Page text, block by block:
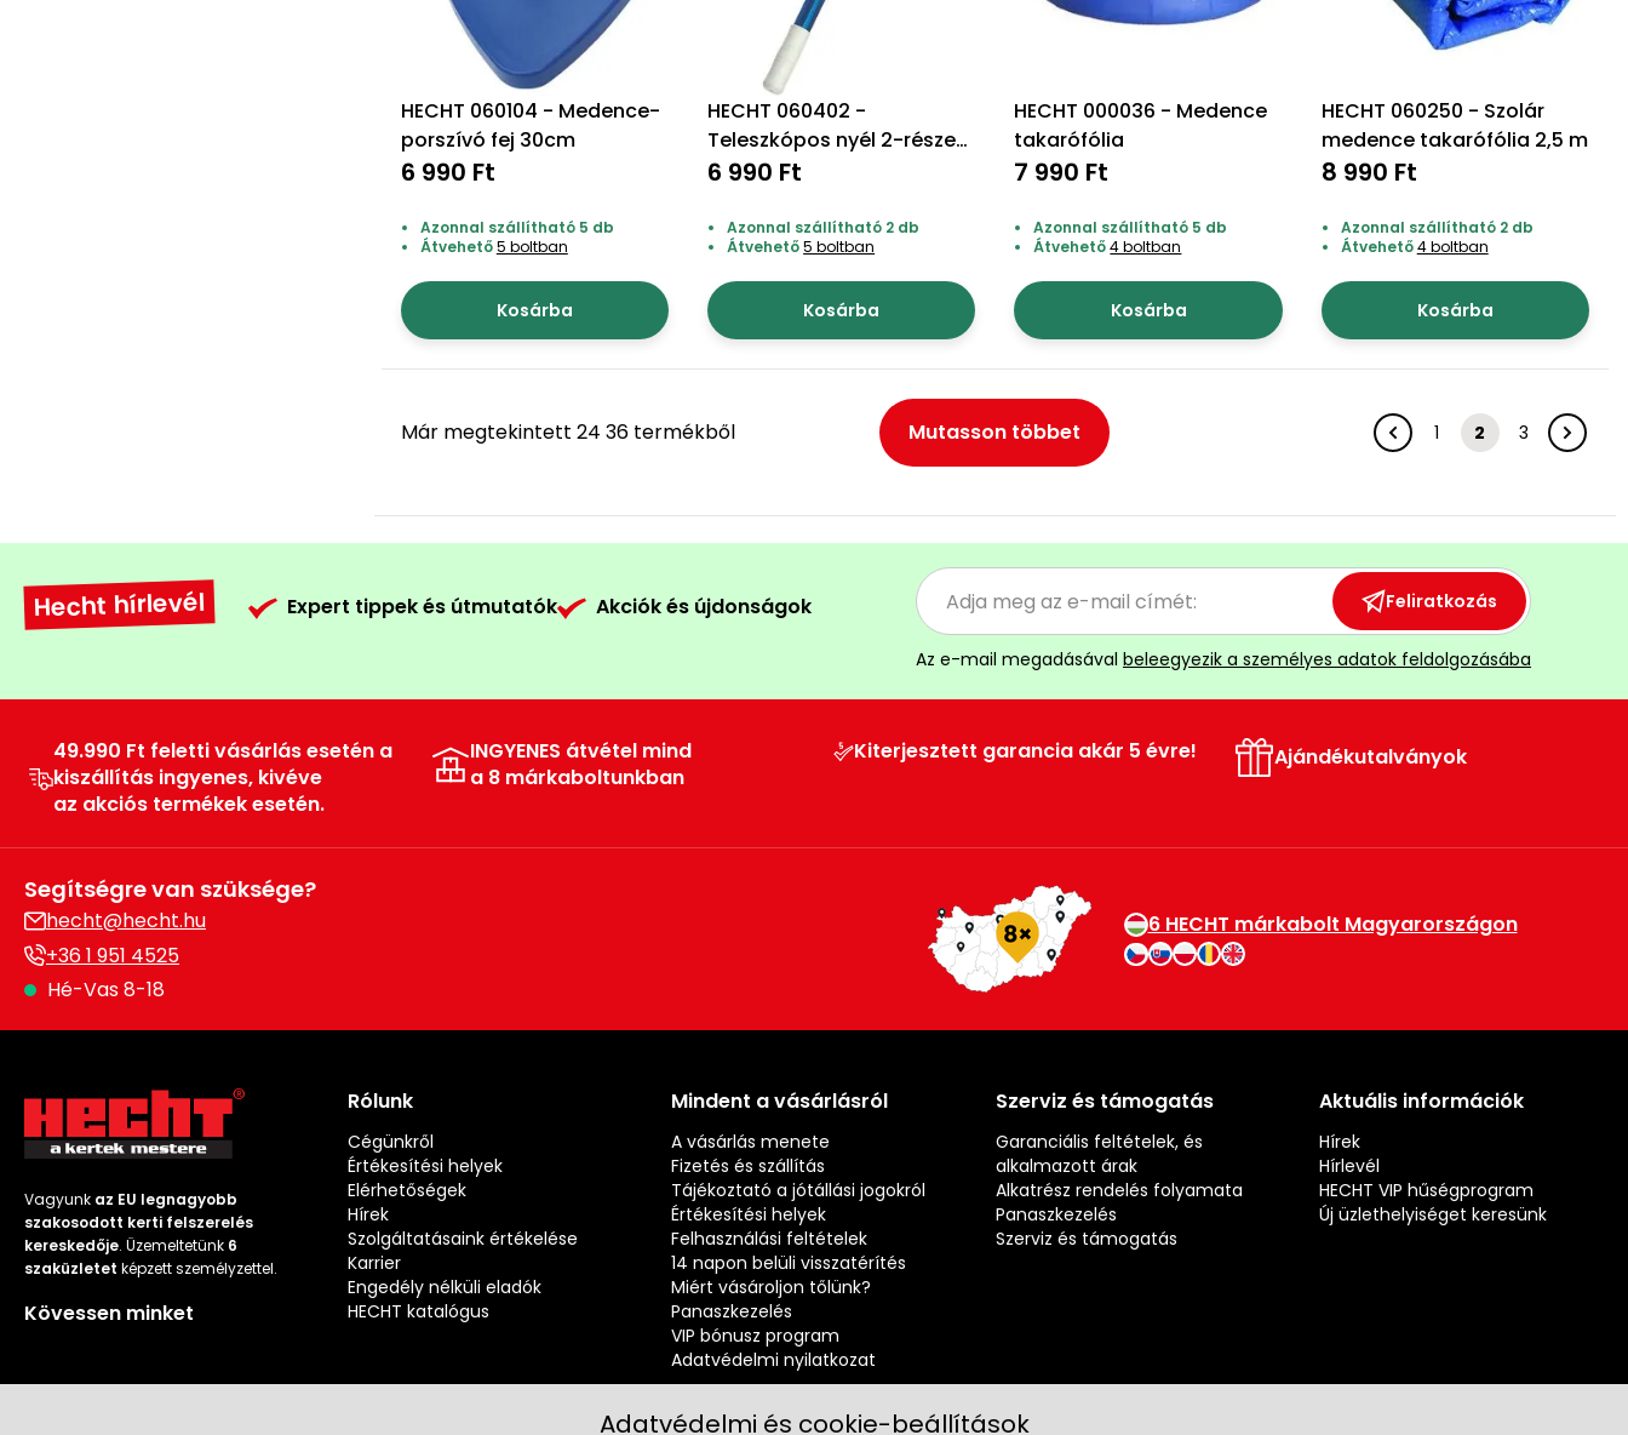
HECHT 060104 - Medence-
porszívó fej 30cm
6 990 Ft
Azonnal szállítható 5 db
Átvehető5 boltban
Kosárba
HECHT 060402 -
Teleszkópos nyél 2-részes
2-3,6m
6 990 Ft
Azonnal szállítható 2 db
Átvehető5 boltban
Kosárba
HECHT 000036 - Medence
takarófólia
7 990 Ft
Azonnal szállítható 5 db
Átvehető4 boltban
Kosárba
HECHT 060250 - Szolár
medence takarófólia 2,5 m
8 990 Ft
Azonnal szállítható 2 db
Átvehető4 boltban
Kosárba
Már megtekintett 24 36 termékből Mutasson többet 1 2 3
Hecht hírlevél Expert tippek és útmutatók Akciók és újdonságok Feliratkozás
Az e-mail megadásával beleegyezik a személyes adatok feldolgozásába
49.990 Ft feletti vásárlás esetén a
kiszállítás ingyenes, kivéve
az akciós termékek esetén.
INGYENES átvétel mind
a 8 márkaboltunkban
Kiterjesztett garancia akár 5 évre! Ajándékutalványok
Segítségre van szüksége?
hecht@hecht.hu
+36 1 951 4525
Hé-Vas 8-18
6 HECHT márkabolt Magyarországon
Vagyunk az EU legnagyobb
szakosodott kerti felszerelés
kereskedője. Üzemeltetünk 6
szaküzletet képzett személyzettel.
Kövessen minket
Rólunk
Cégünkről
Értékesítési helyek
Elérhetőségek
Hírek
Szolgáltatásaink értékelése
Karrier
Engedély nélküli eladók
HECHT katalógus
Mindent a vásárlásról
A vásárlás menete
Fizetés és szállítás
Tájékoztató a jótállási jogokról
Értékesítési helyek
Felhasználási feltételek
14 napon belüli visszatérítés
Miért vásároljon tőlünk?
Panaszkezelés
VIP bónusz program
Adatvédelmi nyilatkozat
Szerviz és támogatás
Garanciális feltételek, és
alkalmazott árak
Alkatrész rendelés folyamata
Panaszkezelés
Szerviz és támogatás
Aktuális információk
Hírek
Hírlevél
HECHT VIP hűségprogram
Új üzlethelyiséget keresünk
Adatvédelmi és cookie-beállítások